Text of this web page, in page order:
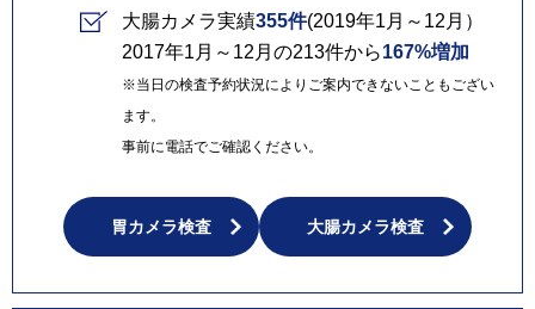
大腸カメラ実績355件(2019年1月～12月）
2017年1月～12月の213件から167%増加
※当日の検査予約状況によりご案内できないこともござい
ます。
事前に電話でご確認ください。
胃カメラ検査 大腸カメラ検査